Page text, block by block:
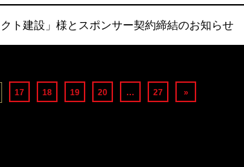
ト建設」様とスポンサー契約締結のお知らせ
17 18 19 20 … 27 »